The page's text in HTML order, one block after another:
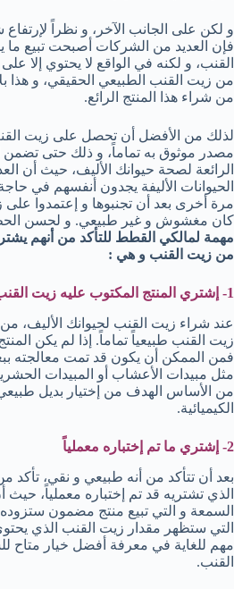
و لكن على الجانب الآخر، و نظراً
فإن العديد من الشركات أصبحت تبيع ما
القنب، و لكنه في الواقع لا يحتوي إلا
من زيت القنب الطبيعي الحقيقي، و هذا
من شراء هذا المنتج الرائع.
لذلك من الأفضل أن تحصل على زيت
مصدر موثوق به تماماً، و ذلك حتى
الرائعة لصحة حيوانك الأليف، حيث أن
الحيوانات الأليفة يجدون أنفسهم في حاجة
مرة أخرى بعد أن تجنبوها و إعتمدوا
كان مغشوش و غير طبيعي. و لحسن
مهمة لمالكي القطط للتأكد من أنهم
من زيت القنب و هي :
1- إشتري المنتج المكتوب عليه زيت القنب الطبيعي النقي
عند شراء زيت القنب لحيوانك الأليف،
زيت القنب طبيعياً تماماً. إذا لم يكن
فمن الممكن أن يكون قد تمت معالجته
مثل مبيدات الأعشاب أو المبيدات
من الأساس الهدف من إختيار بديل
الكيميائية.
2- إشتري ما تم إختباره معملياً
بعد أن تتأكد من أنه طبيعي و نقي، تأكد
الذي تشتريه قد تم إختباره معملياً،
السمعة و التي تبيع منتج مضمون ستزوده
التي ستظهر مقدار زيت القنب الذي يحتوي
مهم للغاية في معرفة أفضل خيار متاح
القنب.